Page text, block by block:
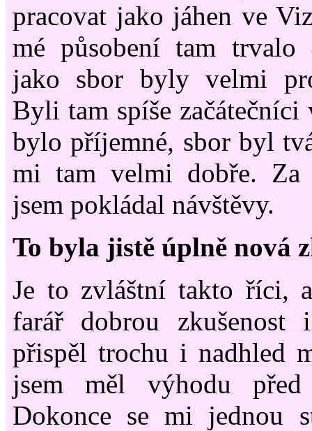
pracovat jako jáhen ve
mé působení tam
jako sbor byly velmi
Byli tam spíše
bylo příjemné, sbor byl
mi tam velmi dobře. Za
jsem pokládal návštěvy.
To byla jistě úplně nová
Je to zvláštní takto říci,
farář dobrou zkušenost
přispěl trochu i nadhled
jsem měl výhodu
Dokonce se mi jednou